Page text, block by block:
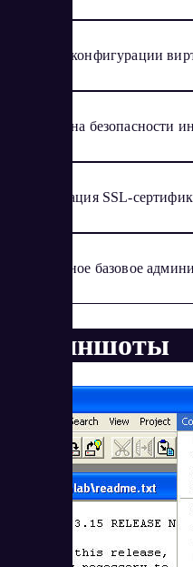
Подбор конфигурации
Акцент на безопасности
Регистрация SSL-
Бесплатное базовое
Скриншоты